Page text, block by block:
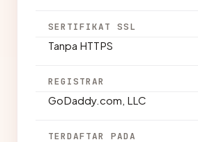
SERTIFIKAT SSL
Tanpa HTTPS
REGISTRAR
GoDaddy.com, LLC
TERDAFTAR PADA